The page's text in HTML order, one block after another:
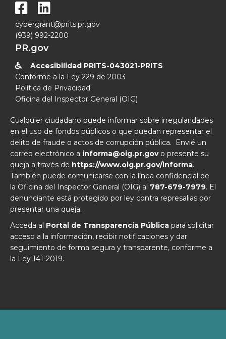
 
cybergrant@prits.pr.gov
(939) 992-2200
PR.gov

Accesibilidad PRITS-043021-PRITS
Conforme a la Ley 229 de 2003
Política de Privacidad
Oficina del Inspector General (OIG)
Cualquier ciudadano puede informar sobre irregularidades
en el uso de fondos públicos o que puedan representar el
delito de fraude o actos de corrupción pública. Envié un
correo electrónico a informa@oig.pr.govo presente su
queja a través de https://www.oig.pr.gov/informa.
También puede comunicarse con la línea confidencial de
la Oficina del Inspector General (OIG) al 787-679-7979. El
denunciante está protegido por ley contra represalias por
presentar una queja.
Acceda al Portal de Transparencia Pública para solicitar
acceso a la información, recibir notificaciones y dar
seguimiento de forma segura y transparente, conforme a
la Ley 141-2019.